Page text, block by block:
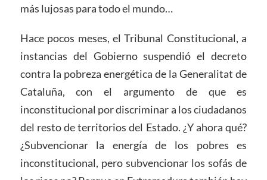
más lujosas para todo el mundo…
Hace pocos meses, el Tribunal Constitucional, a
instancias del Gobierno suspendió el decreto
contra la pobreza energética de la Generalitat de
Cataluña, con el argumento de que es
inconstitucional por discriminar a los ciudadanos
del resto de territorios del Estado. ¿Y ahora qué?
¿Subvencionar la energía de los pobres es
inconstitucional, pero subvencionar los sofás de